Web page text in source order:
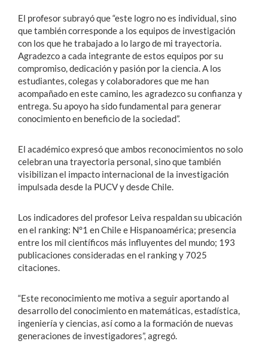
El profesor subrayó que “este logro no es individual, sino
que también corresponde a los equipos de investigación
con los que he trabajado a lo largo de mi trayectoria.
Agradezco a cada integrante de estos equipos por su
compromiso, dedicación y pasión por la ciencia. A los
estudiantes, colegas y colaboradores que me han
acompañado en este camino, les agradezco su confianza y
entrega. Su apoyo ha sido fundamental para generar
conocimiento en beneficio de la sociedad”.
El académico expresó que ambos reconocimientos no solo
celebran una trayectoria personal, sino que también
visibilizan el impacto internacional de la investigación
impulsada desde la PUCV y desde Chile.
Los indicadores del profesor Leiva respaldan su ubicación
en el ranking: N°1 en Chile e Hispanoamérica; presencia
entre los mil científicos más influyentes del mundo; 193
publicaciones consideradas en el ranking y 7025
citaciones.
“Este reconocimiento me motiva a seguir aportando al
desarrollo del conocimiento en matemáticas, estadística,
ingeniería y ciencias, así como a la formación de nuevas
generaciones de investigadores”, agregó.